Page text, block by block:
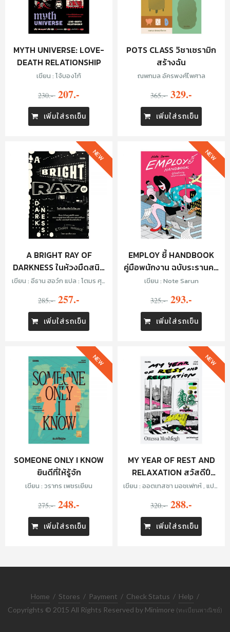
MYTH UNIVERSE: LOVE-
DEATH RELATIONSHIP
เขียน : โจ้บองโก้
230.- 207.-
เพิ่มใส่รถเข็น
POTS CLASS วิชาเซรามิก
สร้างฉัน
ณพกมล อัครพงศ์ไพศาล
365.- 329.-
เพิ่มใส่รถเข็น
A BRIGHT RAY OF
DARKNESS ในห้วงมืดสนิท
ไม่มิดแสง
เขียน : อีธาน ฮอว์ก แปล : โตมร ศุข
285.- 257.-
เพิ่มใส่รถเข็น
NEW
EMPLOY ยี้ HANDBOOK
คู่มือพนักงาน ฉบับระรานคน
อื่น
เขียน : Note Sarun
325.- 293.-
เพิ่มใส่รถเข็น
NEW
SOMEONE ONLY I KNOW
ยินดีที่ให้รู้จัก
เขียน : วรากร เพชรเยียน
275.- 248.-
เพิ่มใส่รถเข็น
NEW
MY YEAR OF REST AND
RELAXATION สวัสดีปี
หน่าย
เขียน : ออตเทสซา มอชเฟกห์ , แปล:
320.- 288.-
เพิ่มใส่รถเข็น
NEW
Home / Stores / Payment / Check Status / Help /
Copyrights © 2015 All Rights Reserved by Minimore (ทะเบียนพาณิชย์)